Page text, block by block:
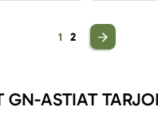
Sivu
You're currently
1 Sivu
2
GN-ASTIAT